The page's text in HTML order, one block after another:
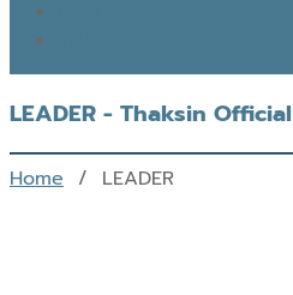
LEADER - Thaksin Official
Home / LEADER